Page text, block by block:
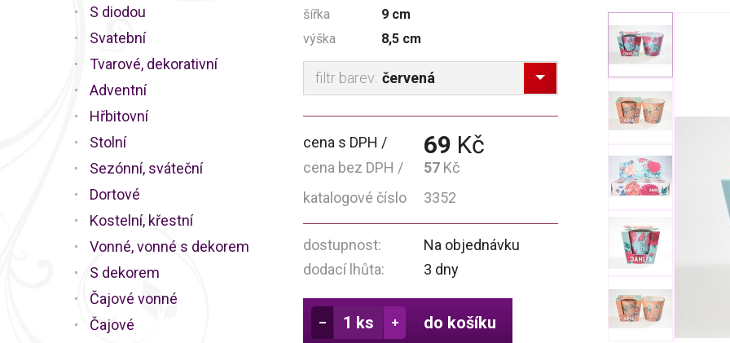
S diodou
Svatební
Tvarové, dekorativní
Adventní
Hřbitovní
Stolní
Sezónní, sváteční
Dortové
Kostelní, křestní
Vonné, vonné s dekorem
S dekorem
Čajové vonné
Čajové
šířka
9 cm
výška
8,5 cm
filtr barev: červená
cena s DPH 69 Kč
cena bez DPH 57 Kč
katalogové číslo
3352
dostupnost:
Na objednávku
dodací lhůta:
3 dny
do košíku